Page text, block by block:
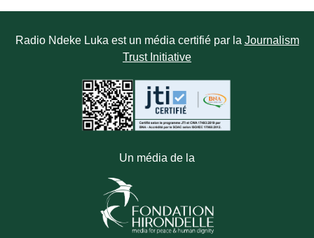
Radio Ndeke Luka est un média certifié par la Journalism
Trust Initiative
Un média de la